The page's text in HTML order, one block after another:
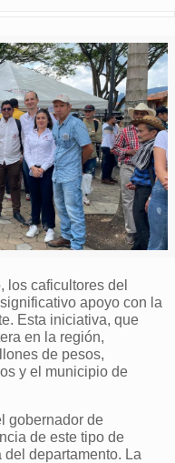
los caficultores del
apoyo con la
Esta iniciativa, que
en la región,
de pesos,
y el municipio de
gobernador de
de este tipo de
departamento. La